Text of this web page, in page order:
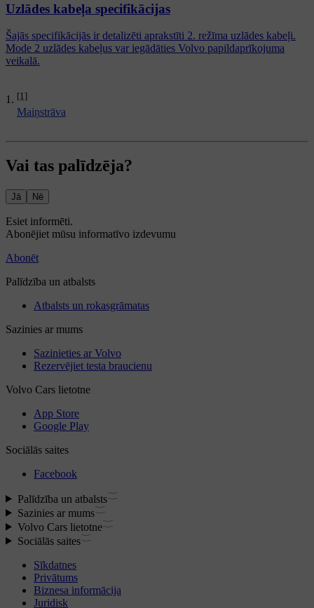
[1]
Maiņstrāva
Uzlādes kabeļa specifikācijas
Šajās specifikācijās ir detalizēti aprakstīti 2. režīma uzlādes kabeļi.
Mode 2 uzlādes kabeļus var iegādāties Volvo papildaprīkojuma
veikalā.
Vai tas palīdzēja?
Jā Nē